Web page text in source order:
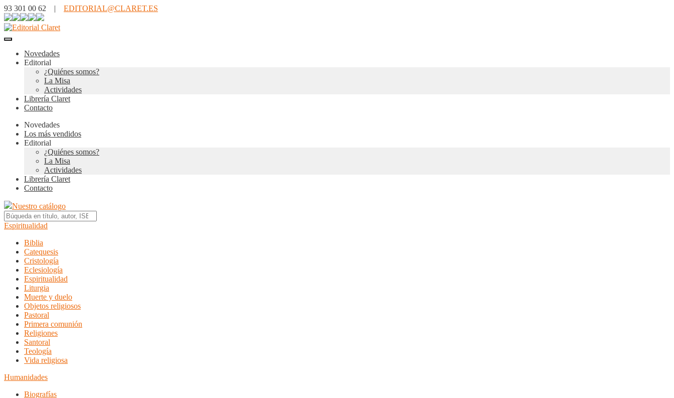
93 301 00 62 | EDITORIAL@CLARET.ES
Novedades
Editorial
¿Quiénes somos?
La Misa
Actividades
Librería Claret
Contacto
Novedades
Los más vendidos
Editorial
¿Quiénes somos?
La Misa
Actividades
Librería Claret
Contacto
Nuestro catálogo
Espiritualidad
Biblia
Catequesis
Cristología
Eclesiología
Espiritualidad
Liturgia
Muerte y duelo
Objetos religiosos
Pastoral
Primera comunión
Religiones
Santoral
Teología
Vida religiosa
Humanidades
Biografías